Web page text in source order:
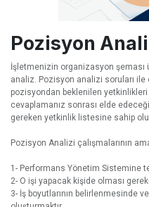
Pozisyon
İşletmenizin organizasyon
analiz. Pozisyon analizi soruları
pozisyondan beklenilen
cevaplamanız sonrası elde
gereken yetkinlik listesine sahip
Pozisyon Analizi çalışmalarının
1- Performans Yönetim Sistemine
2- O işi yapacak kişide olması
3- İş boyutlarının belirlenmesinde